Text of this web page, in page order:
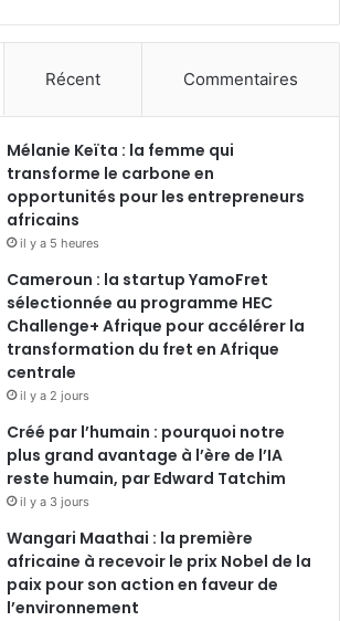
a
b
o
o
k
i
e
d
n
o
u
b
n
a
g
a
m
Récent Commentaires
Mélanie Keïta : la femme qui
transforme le carbone en
opportunités pour les entrepreneurs
africains
il y a 5 heures
Cameroun : la startup YamoFret
sélectionnée au programme HEC
Challenge+ Afrique pour accélérer la
transformation du fret en Afrique
centrale
il y a 2 jours
Créé par l’humain : pourquoi notre
plus grand avantage à l’ère de l’IA
reste humain, par Edward Tatchim
il y a 3 jours
Wangari Maathai : la première
africaine à recevoir le prix Nobel de la
paix pour son action en faveur de
l’environnement